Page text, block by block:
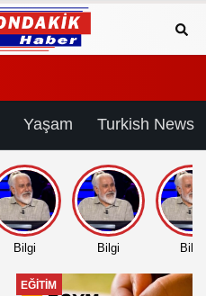
Yaşam Turkish News
Bilgi Bilgi Bilgi
EĞITIM